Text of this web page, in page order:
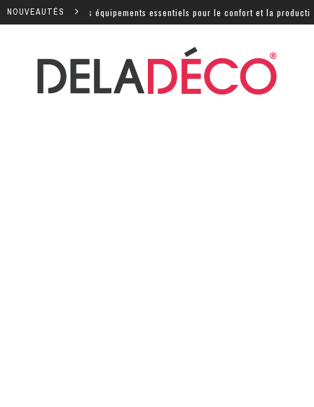
NOUVEAUTÉS
: quels sont les équipements essentiels pour le confort et la